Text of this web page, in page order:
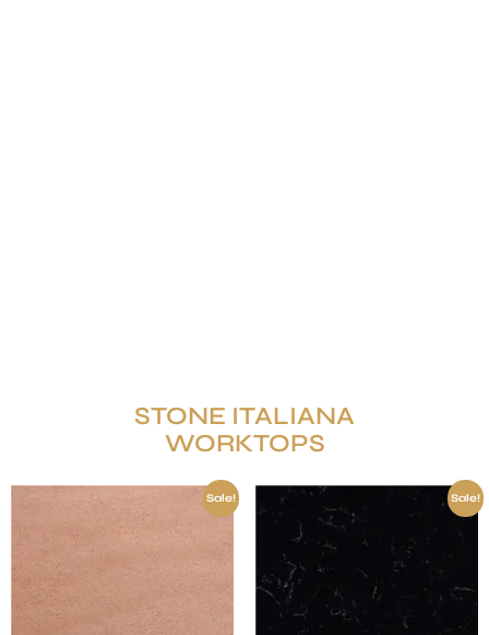
STONE ITALIANA
WORKTOPS
Sale! Sale!